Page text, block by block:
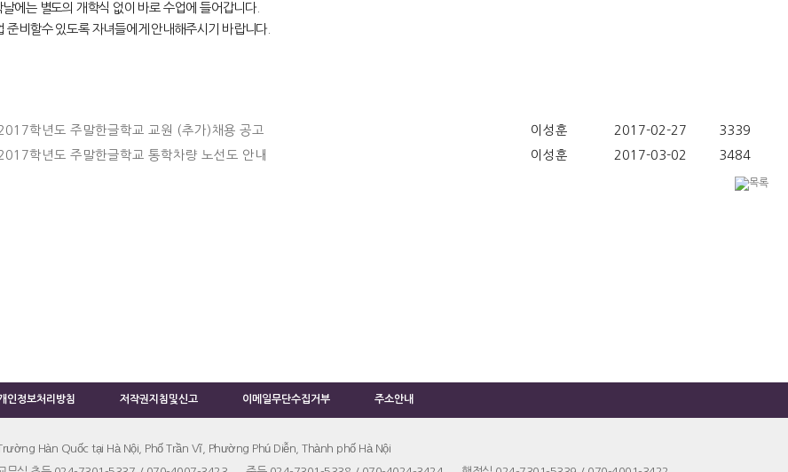
에는 별도의 개학식 없이 바로 수업에 들어갑니다.
준비할수 있도록 자녀들에게 안내해주시기 바랍니다.
학년도 주말한글학교 교원 (추가)채용 공고 이성훈 2017-02-27
3339
학년도 주말한글학교 통학차량 노선도 안내 이성훈 2017-03-02 3484
인정보처리방침 저작권지침및신고 이메일무단수집거부 주소안내
Hàn Quốc tại Hà Nội, Phố Trần Vĩ, Phường Phú Diễn, Thành phố Hà Nội